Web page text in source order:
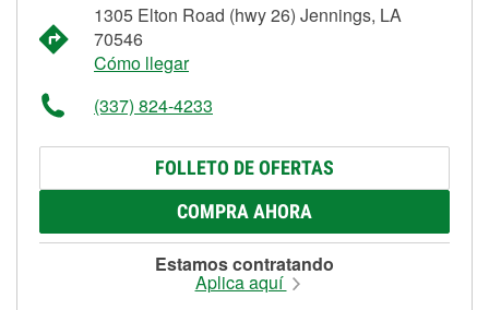
1305 Elton Road (hwy 26) Jennings, LA
70546
Cómo llegar
(337) 824-4233
FOLLETO DE OFERTAS
COMPRA AHORA
Estamos contratando
Aplica aquí